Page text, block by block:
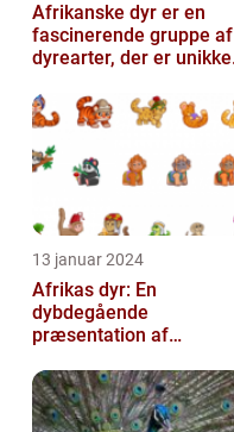
Afrikanske dyr er en
fascinerende gruppe af
dyrearter, der er unikke
kontinent
13 januar 2024
Afrikas dyr: En
dybdegående
præsentation af
dyreliv